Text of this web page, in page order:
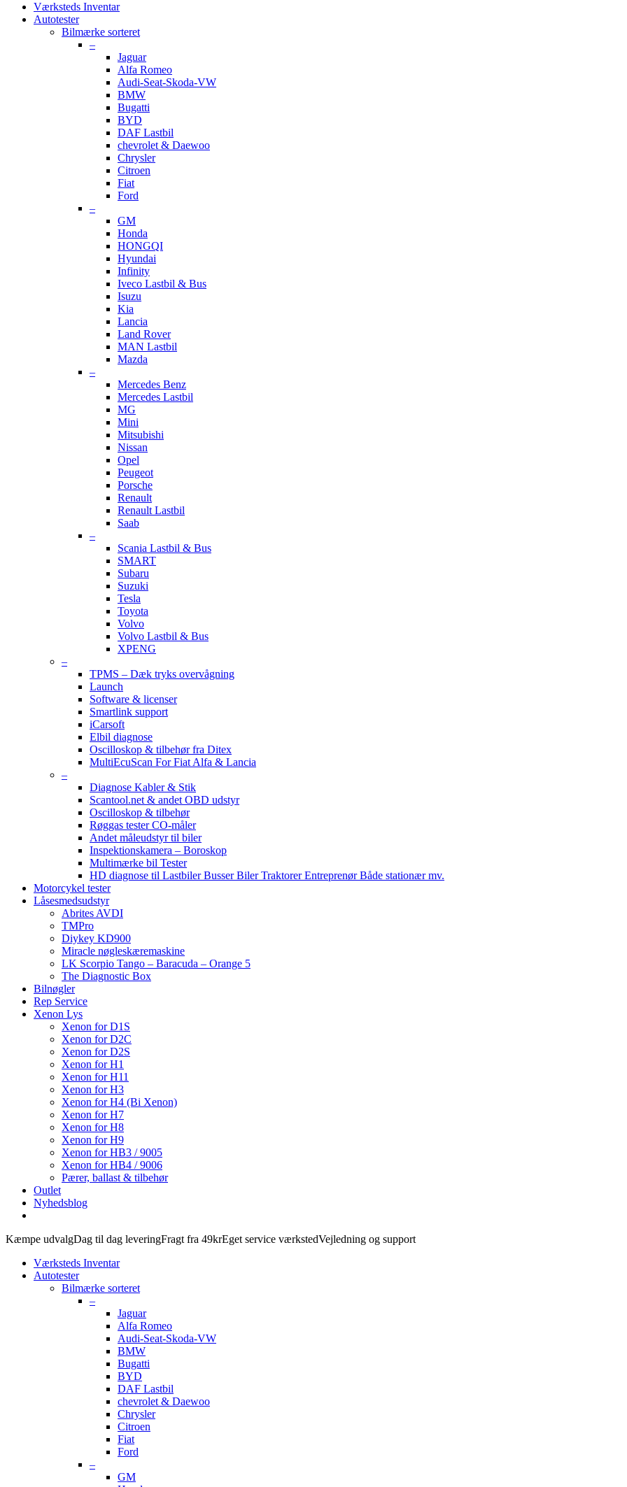
Værksteds Inventar
Autotester
Bilmærke sorteret
–
Jaguar
Alfa Romeo
Audi-Seat-Skoda-VW
BMW
Bugatti
BYD
DAF Lastbil
chevrolet & Daewoo
Chrysler
Citroen
Fiat
Ford
–
GM
Honda
HONGQI
Hyundai
Infinity
Iveco Lastbil & Bus
Isuzu
Kia
Lancia
Land Rover
MAN Lastbil
Mazda
–
Mercedes Benz
Mercedes Lastbil
MG
Mini
Mitsubishi
Nissan
Opel
Peugeot
Porsche
Renault
Renault Lastbil
Saab
–
Scania Lastbil & Bus
SMART
Subaru
Suzuki
Tesla
Toyota
Volvo
Volvo Lastbil & Bus
XPENG
–
TPMS – Dæk tryks overvågning
Launch
Software & licenser
Smartlink support
iCarsoft
Elbil diagnose
Oscilloskop & tilbehør fra Ditex
MultiEcuScan For Fiat Alfa & Lancia
–
Diagnose Kabler & Stik
Scantool.net & andet OBD udstyr
Oscilloskop & tilbehør
Røggas tester CO-måler
Andet måleudstyr til biler
Inspektionskamera – Boroskop
Multimærke bil Tester
HD diagnose til Lastbiler Busser Biler Traktorer Entreprenør Både stationær mv.
Motorcykel tester
Låsesmedsudstyr
Abrites AVDI
TMPro
Diykey KD900
Miracle nøgleskæremaskine
LK Scorpio Tango – Baracuda – Orange 5
The Diagnostic Box
Bilnøgler
Rep Service
Xenon Lys
Xenon for D1S
Xenon for D2C
Xenon for D2S
Xenon for H1
Xenon for H11
Xenon for H3
Xenon for H4 (Bi Xenon)
Xenon for H7
Xenon for H8
Xenon for H9
Xenon for HB3 / 9005
Xenon for HB4 / 9006
Pærer, ballast & tilbehør
Outlet
Nyhedsblog
Kæmpe udvalgDag til dag leveringFragt fra 49krEget service værkstedVejledning og support
Værksteds Inventar
Autotester
Bilmærke sorteret
–
Jaguar
Alfa Romeo
Audi-Seat-Skoda-VW
BMW
Bugatti
BYD
DAF Lastbil
chevrolet & Daewoo
Chrysler
Citroen
Fiat
Ford
–
GM